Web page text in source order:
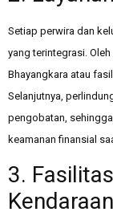
Setiap perwira dan
yang terintegrasi.
Bhayangkara atau
Selanjutnya,
pengobatan,
keamanan finansial
3.